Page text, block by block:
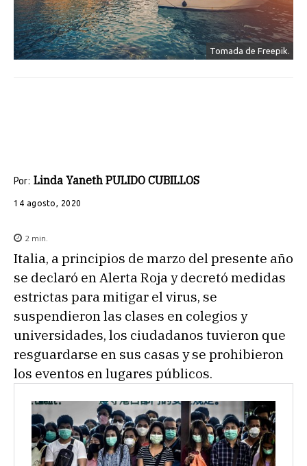
Tomada de Freepik.
Por: Linda Yaneth PULIDO CUBILLOS
14 agosto, 2020
2 min.
Italia, a principios de marzo del presente año
se declaró en Alerta Roja y decretó medidas
estrictas para mitigar el virus, se
suspendieron las clases en colegios y
universidades, los ciudadanos tuvieron que
resguardarse en sus casas y se prohibieron
los eventos en lugares públicos.